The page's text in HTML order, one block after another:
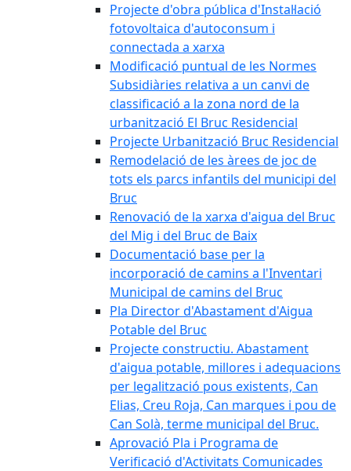
Projecte d'obra pública d'Instal·lació
fotovoltaica d'autoconsum i
connectada a xarxa
Modificació puntual de les Normes
Subsidiàries relativa a un canvi de
classificació a la zona nord de la
urbanització El Bruc Residencial
Projecte Urbanització Bruc Residencial
Remodelació de les àrees de joc de
tots els parcs infantils del municipi del
Bruc
Renovació de la xarxa d'aigua del Bruc
del Mig i del Bruc de Baix
Documentació base per la
incorporació de camins a l'Inventari
Municipal de camins del Bruc
Pla Director d'Abastament d'Aigua
Potable del Bruc
Projecte constructiu. Abastament
d'aigua potable, millores i adequacions
per legalització pous existents, Can
Elias, Creu Roja, Can marques i pou de
Can Solà, terme municipal del Bruc.
Aprovació Pla i Programa de
Verificació d'Activitats Comunicades